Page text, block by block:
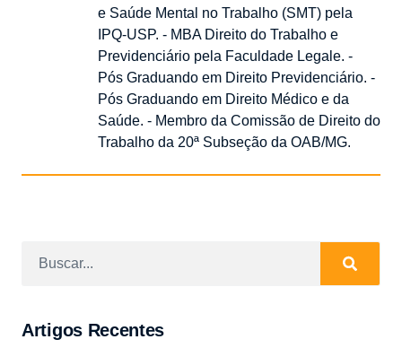
e Saúde Mental no Trabalho (SMT) pela
IPQ-USP. - MBA Direito do Trabalho e
Previdenciário pela Faculdade Legale. -
Pós Graduando em Direito Previdenciário. -
Pós Graduando em Direito Médico e da
Saúde. - Membro da Comissão de Direito do
Trabalho da 20ª Subseção da OAB/MG.
Artigos Recentes